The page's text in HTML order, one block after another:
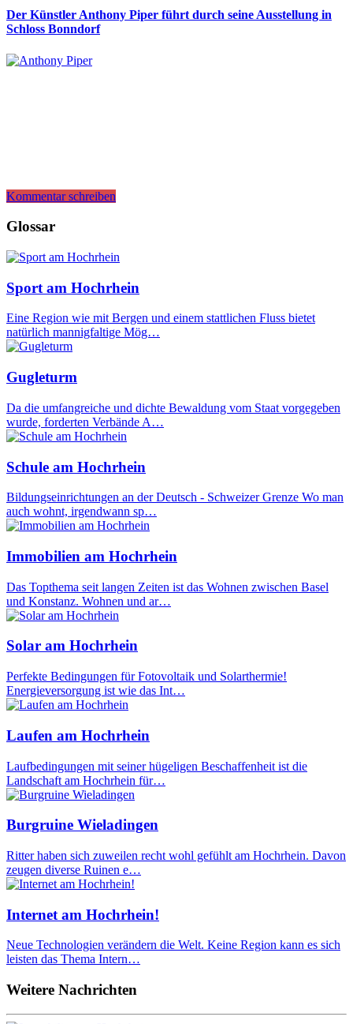
Der Künstler Anthony Piper führt durch seine Ausstellung in
Schloss Bonndorf
Kommentar schreiben
Glossar
Sport am Hochrhein
Eine Region wie mit Bergen und einem stattlichen Fluss bietet
natürlich mannigfaltige Mög…
Gugleturm
Da die umfangreiche und dichte Bewaldung vom Staat vorgegeben
wurde, forderten Verbände A…
Schule am Hochrhein
Bildungseinrichtungen an der Deutsch - Schweizer Grenze Wo man
auch wohnt, irgendwann sp…
Immobilien am Hochrhein
Das Topthema seit langen Zeiten ist das Wohnen zwischen Basel
und Konstanz. Wohnen und ar…
Solar am Hochrhein
Perfekte Bedingungen für Fotovoltaik und Solarthermie!
Energieversorgung ist wie das Int…
Laufen am Hochrhein
Laufbedingungen mit seiner hügeligen Beschaffenheit ist die
Landschaft am Hochrhein für…
Burgruine Wieladingen
Ritter haben sich zuweilen recht wohl gefühlt am Hochrhein. Davon
zeugen diverse Ruinen e…
Internet am Hochrhein!
Neue Technologien verändern die Welt. Keine Region kann es sich
leisten das Thema Intern…
Weitere Nachrichten